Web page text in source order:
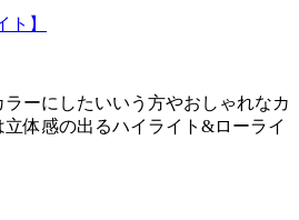
ト】
ーにしたいいう方やおしゃれなカ
体感の出るハイライト&ローライ